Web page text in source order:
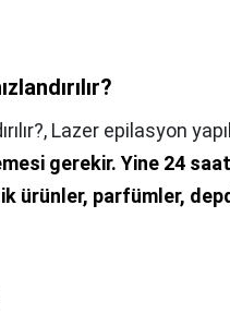
Lazer epilasyon
gerekir. Yine 24
ürünler, parfümler,